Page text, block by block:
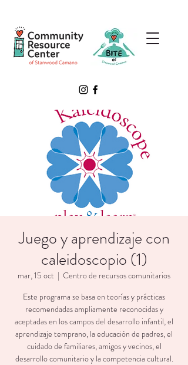
Juego y aprendizaje con
caleidoscopio (1)
mar, 15 oct
  |
Centro de recursos comunitarios
Este programa se basa en teorías y prácticas
recomendadas ampliamente reconocidas y
aceptadas en los campos del desarrollo infantil, el
aprendizaje temprano, la educación de padres, el
cuidado de familiares, amigos y vecinos, el
desarrollo comunitario y la competencia cultural.